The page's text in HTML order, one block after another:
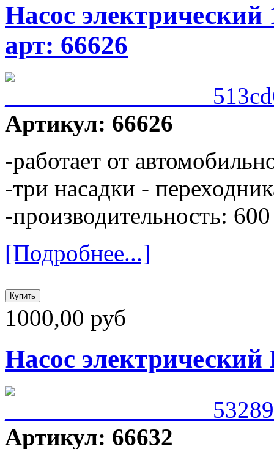
Насос
арт: 66626
Артикул: 66626
-работает от
-три насадки -
-производительность:
[Подробнее...]
1000,00 руб
Насос электрический
Артикул: 66632